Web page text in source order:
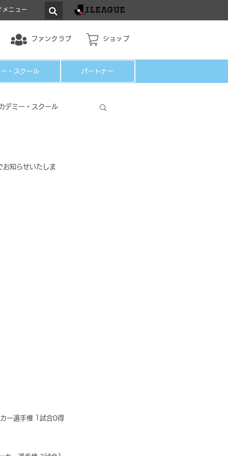
メニュー
ファンクラブ ショップ
・スクール パートナー
デミー・スクール
知らせいたしま
ー選手権 1試合0得